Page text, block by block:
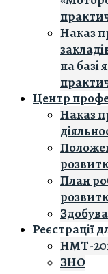
Наказ
на базі
Центр
Наказ
План
Реєстрації
НМТ-
ЗНО